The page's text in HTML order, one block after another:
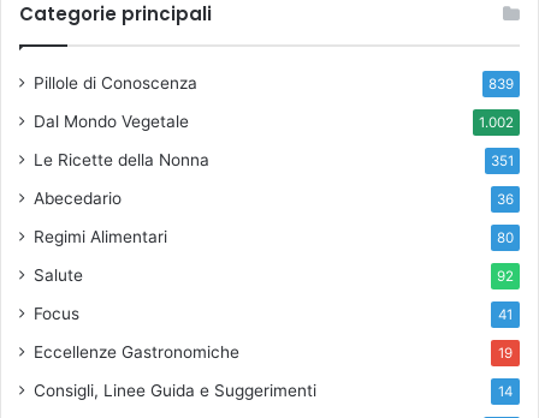
Categorie principali
Pillole di Conoscenza 839
Dal Mondo Vegetale 1.002
Le Ricette della Nonna 351
Abecedario 36
Regimi Alimentari 80
Salute 92
Focus 41
Eccellenze Gastronomiche 19
Consigli, Linee Guida e Suggerimenti 14